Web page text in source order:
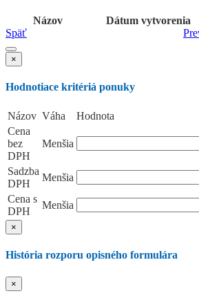
Názov
Dátum vytvorenia
Späť
×
Hodnotiace kritériá ponuky
Názov Váha Hodnota
Cena
bez
DPH
Menšia
Sadzba
DPH
Menšia
Cena s
DPH
Menšia
×
História rozporu opisného formulára
×